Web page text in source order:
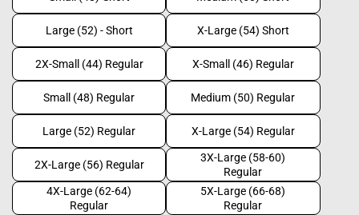
Large (52) - Short X-Large (54) Short
2X-Small (44) Regular X-Small (46) Regular
Small (48) Regular Medium (50) Regular
Large (52) Regular X-Large (54) Regular
2X-Large (56) Regular
3X-Large (58-60)
Regular
4X-Large (62-64)
Regular
5X-Large (66-68)
Regular